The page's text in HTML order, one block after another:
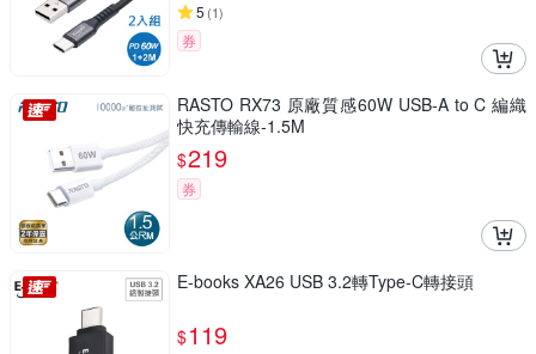
5 (1)
券
RASTO RX73 原廠質感60W USB-A to C 編織
快充傳輸線-1.5M
$219
券
E-books XA26 USB 3.2轉Type-C轉接頭
$119